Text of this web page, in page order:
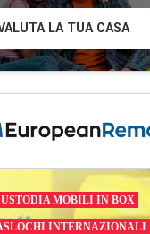
LA TUA CASA
MOBILI IN BOX
INTERNAZIONALI